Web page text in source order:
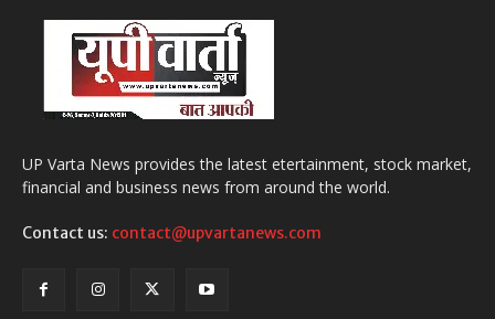
UP Varta News provides the latest etertainment, stock market,
financial and business news from around the world.
Contact us: contact@upvartanews.com